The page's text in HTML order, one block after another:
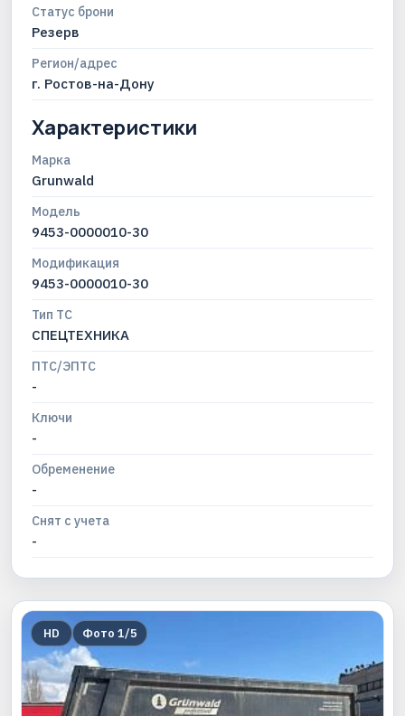
Статус брони
Резерв
Регион/адрес
г. Ростов-на-Дону
Характеристики
Марка
Grunwald
Модель
9453-0000010-30
Модификация
9453-0000010-30
Тип ТС
СПЕЦТЕХНИКА
ПТС/ЭПТС
-
Ключи
-
Обременение
-
Снят с учета
-
HD Фото 1/5